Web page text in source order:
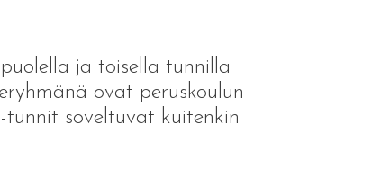
ja toisella tunnilla
ovat peruskoulun
tunnit soveltuvat kuitenkin